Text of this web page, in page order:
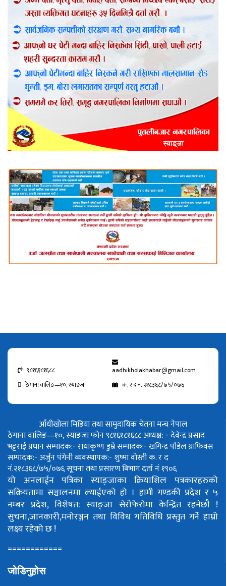
९८१६१८१६८८
aadhikholakhabar@gmail.com
ठेगाना वालिङ—१०, स्याङजा
क. र द नं. २१८३६८/७५/०७६
आँधीखोला मिडिया तथा सामुदायिक चेतना मन्च नेपाल
ठेगाना वालिङ—१०, स्याङजा फोन ९८१६१८१६८८अध्यक्ष: - देवेन्द्र प्रसाद
भट्टराईप्रधान सम्पादक:- राधाकृष्ण डुम्रेसम्पादक:- खगिन्द्र पौडेलग्राफिक्स
सम्पादक:- अर्जुन पंगेनीव्यवस्थापक:- शुष्मा वोस्तीक. र द
नं.२१८३६८/७५/०७६सूचना तथा प्रसारण बिभाग दर्ता नं १९०६
यो अनलाईन पत्रिका स्याङ्जाका क्रियाशिल पत्रकारहरुको
सक्रियतामा सञ्चालनमा ल्याईएको हो । हामी गण्डकी प्रदेश र ५
नम्बर प्रदेश, विशेषत: स्याङ्जा सेरोफेरोमा केन्द्रित रहनेछौ !
सुचना,जानकारी,मनोरञ्जन तथा विविध गतिविधि प्रस्तुत गर्ने हाम्रो
लक्ष्य रहेको छ !
============
जोडिनुहोस